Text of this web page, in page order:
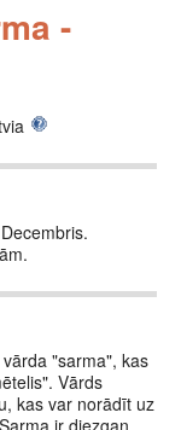
-
"sarma", kas
Vārds
kas var norādīt uz
ir diezgan